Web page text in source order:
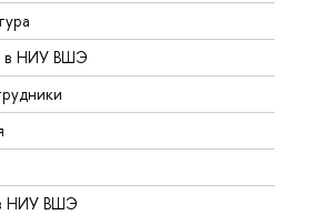
в НИУ ВШЭ
НИУ ВШЭ